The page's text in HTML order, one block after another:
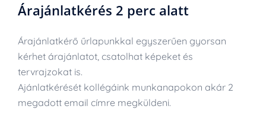
Árajánlatkérés 2 perc alatt
Árajánlatkérő űrlapunkkal egyszerűen gyorsan
kérhet árajánlatot, csatolhat képeket és
tervrajzokat is.
Ajánlatkérését kollégáink munkanapokon akár 2
megadott email címre megküldeni.